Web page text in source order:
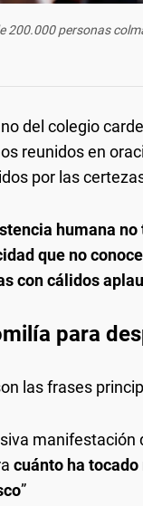
200.000 personas
del colegio
reunidos en
por las
humana
que no
con cálidos
para
las frases
cuánto ha
”